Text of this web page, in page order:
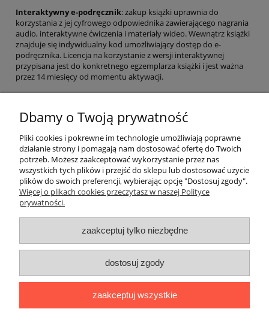
Interaktywny e-podręcznik: zakup książki uprawnia do
korzystania z jej cyfrowego odpowiednika zawierającego nagrania
audio, interaktywne ćwiczenia i materiały wideo. Wewnątrz książki
znajduje się indywidualny kod umożliwiający dostęp do e-
podręcznika. Licencja na korzystanie z wersji interaktywnej
przypisana jest do konkretnego egzemplarza książki i jest ważna
przez 14 miesięcy od momentu aktywacji.
EAN: 9788853633002
ZAJRZYJ DO ŚRODKA
O nas
Płatności i dostawa
Moje konto
"Romanista" Internetowa Księgarnia Językowa 2025
Ul. Bolesława Limanowskiego 102 lok. 45, 91-042 Łódź |
424 186|biuro@romanista.edu.pl
Dbamy o Twoją prywatność
Pliki cookies i pokrewne im technologie umożliwiają poprawne
działanie strony i pomagają nam dostosować ofertę do Twoich
potrzeb. Możesz zaakceptować wykorzystanie przez nas
wszystkich tych plików i przejść do sklepu lub dostosować użycie
plików do swoich preferencji, wybierając opcję "Dostosuj zgody".
Więcej o plikach cookies przeczytasz w naszej Polityce
prywatności.
zaakceptuj tylko niezbędne
dostosuj zgody
zaakceptuj wszystkie